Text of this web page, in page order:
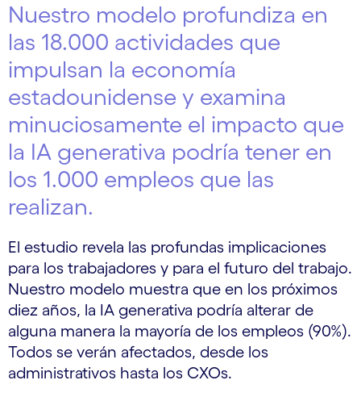
Nuestro modelo profundiza en
las 18.000 actividades que
impulsan la economía
estadounidense y examina
minuciosamente el impacto que
la IA generativa podría tener en
los 1.000 empleos que las
realizan.
El estudio revela las profundas implicaciones
para los trabajadores y para el futuro del trabajo.
Nuestro modelo muestra que en los próximos
diez años, la IA generativa podría alterar de
alguna manera la mayoría de los empleos (90%).
Todos se verán afectados, desde los
administrativos hasta los CXOs.